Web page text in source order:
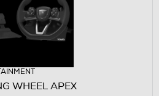
WHEEL APEX